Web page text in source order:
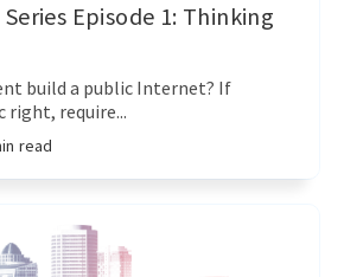
Episode 1: Thinking
build a public Internet? If
right, require...
read